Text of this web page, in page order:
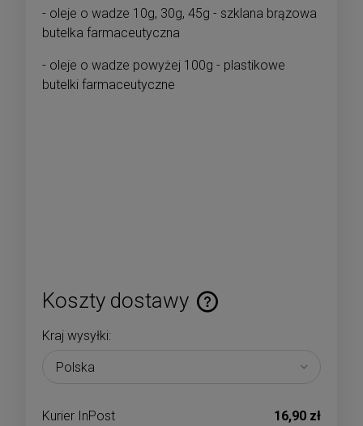
- oleje o wadze 10g, 30g, 45g - szklana brązowa
butelka farmaceutyczna
- oleje o wadze powyżej 100g - plastikowe
butelki farmaceutyczne
Koszty dostawy
Cena nie zawiera ewentualnych kosztów płatności
Kraj wysyłki:
Kurier InPost 16,90 zł